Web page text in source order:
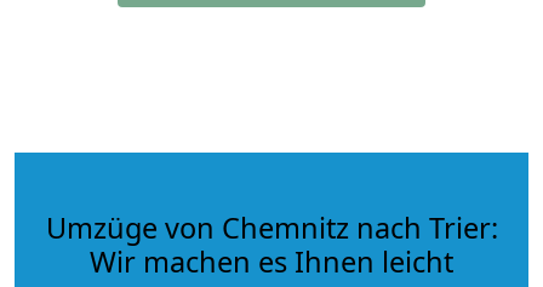
Umzüge von Chemnitz nach Trier:
Wir machen es Ihnen leicht